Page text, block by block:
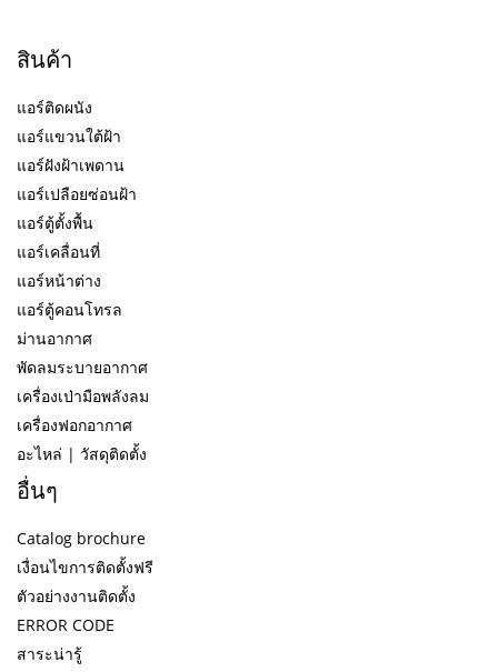
สินค้า
แอร์ติดผนัง
แอร์แขวนใต้ฝ้า
แอร์ฝังฝ้าเพดาน
แอร์เปลือยซ่อนฝ้า
แอร์ตู้ตั้งพื้น
แอร์เคลื่อนที่
แอร์หน้าต่าง
แอร์ตู้คอนโทรล
ม่านอากาศ
พัดลมระบายอากาศ
เครื่องเป่ามือพลังลม
เครื่องฟอกอากาศ
อะไหล่ | วัสดุติดตั้ง
อื่นๆ
Catalog brochure
เงื่อนไขการติดตั้งฟรี
ตัวอย่างงานติดตั้ง
ERROR CODE
สาระน่ารู้